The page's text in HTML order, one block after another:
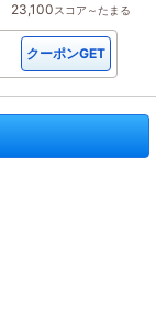
23,100スコア～たまる
クーポンGET